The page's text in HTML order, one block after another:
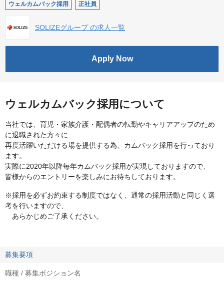
ウェルカムバック採用 正社員
SOLIZEグループ の求人一覧
Apply Now
ウェルカムバック採用について
当社では、育児・家族介護・配偶者の転勤やキャリアアップのため
に退職された方々に
再度活躍いただける場を提供する為、カムバック採用を行っており
ます。
実際に2020年以降毎年カムバック採用が実現しておりますので、
皆様からのエントリーを楽しみにお待ちしております。
※採用を必ずお約束する制度ではなく、通常の採用活動と同じく選
考を行いますので、
あらかじめご了承ください。
募集要項
職種 / 募集ポジション名